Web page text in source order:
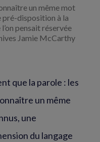
un même mot
pré-disposition à la
pensait réservée
Jamie McCarthy
que la parole : les
un même
une
du langage